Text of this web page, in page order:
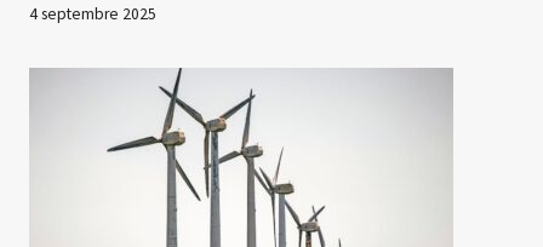
4 septembre 2025